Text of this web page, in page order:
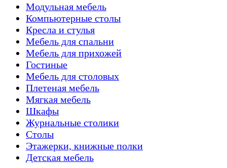
Модульная мебель
Компьютерные столы
Кресла и стулья
Мебель для спальни
Мебель для прихожей
Гостиные
Мебель для столовых
Плетеная мебель
Мягкая мебель
Шкафы
Журнальные столики
Столы
Этажерки, книжные полки
Детская мебель